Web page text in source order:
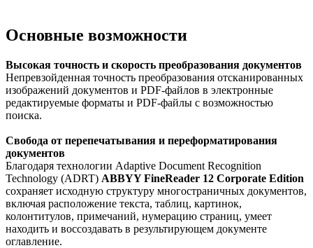
Основные возможности
Высокая точность и скорость преобразования документов
Непревзойденная точность преобразования отсканированных
изображений документов и PDF-файлов в электронные
редактируемые форматы и PDF-файлы с возможностью
поиска.
Свобода от перепечатывания и переформатирования
документов
Благодаря технологии Adaptive Document Recognition
Technology (ADRT) ABBYY FineReader 12 Corporate Edition
сохраняет исходную структуру многостраничных документов,
включая расположение текста, таблиц, картинок,
колонтитулов, примечаний, нумерацию страниц, умеет
находить и воссоздавать в результирующем документе
оглавление.